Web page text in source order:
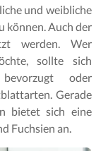
und weibliche
können. Auch der
werden. Wer
sollte sich
oder
Gerade
bietet sich eine
Fuchsien an.